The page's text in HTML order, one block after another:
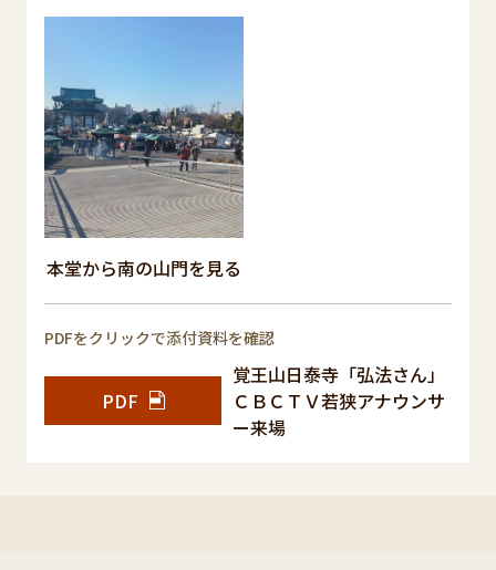
本堂から南の山門を見る
PDFをクリックで添付資料を確認
PDF
覚王山日泰寺「弘法さん」
ＣＢＣＴＶ若狭アナウンサ
ー来場